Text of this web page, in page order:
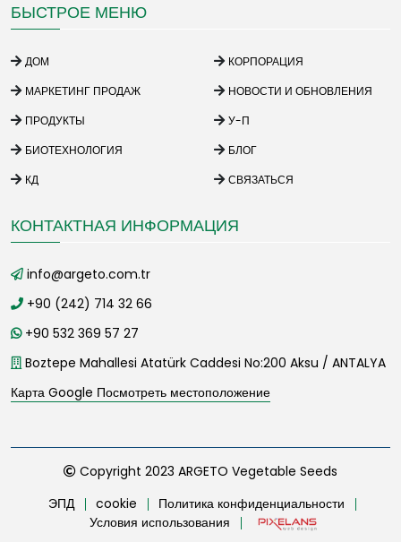
БЫСТРОЕ МЕНЮ
ДОМ
КОРПОРАЦИЯ
МАРКЕТИНГ ПРОДАЖ
НОВОСТИ И ОБНОВЛЕНИЯ
ПРОДУКТЫ
У-П
БИОТЕХНОЛОГИЯ
БЛОГ
КД
СВЯЗАТЬСЯ
КОНТАКТНАЯ ИНФОРМАЦИЯ
info@argeto.com.tr
+90 (242) 714 32 66
+90 532 369 57 27
Boztepe Mahallesi Atatürk Caddesi No:200 Aksu / ANTALYA
Карта Google Посмотреть местоположение
Copyright 2023 ARGETO Vegetable Seeds
ЭПД
cookie
Политика конфиденциальности
Условия использования